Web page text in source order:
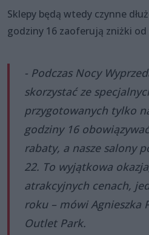
Sklepy będą wtedy czynne
godziny 16 zaoferują zniżki
- Podczas Nocy
skorzystać ze
przygotowanych tylko
godziny 16
rabaty, a nasze salony
22. To wyjątkowa
atrakcyjnych cenach,
roku – mówi Agnieszka
Outlet Park.